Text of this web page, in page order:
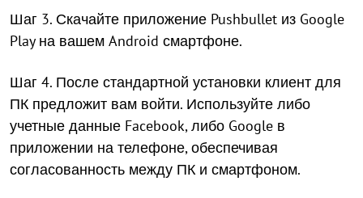
Шаг 3. Скачайте приложение Pushbullet из Google
Play на вашем Android смартфоне.
Шаг 4. После стандартной установки клиент для
ПК предложит вам войти. Используйте либо
учетные данные Facebook, либо Google в
приложении на телефоне, обеспечивая
согласованность между ПК и смартфоном.